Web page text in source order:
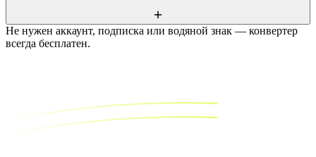
Не нужен аккаунт, подписка или водяной знак — конвертер
всегда бесплатен.